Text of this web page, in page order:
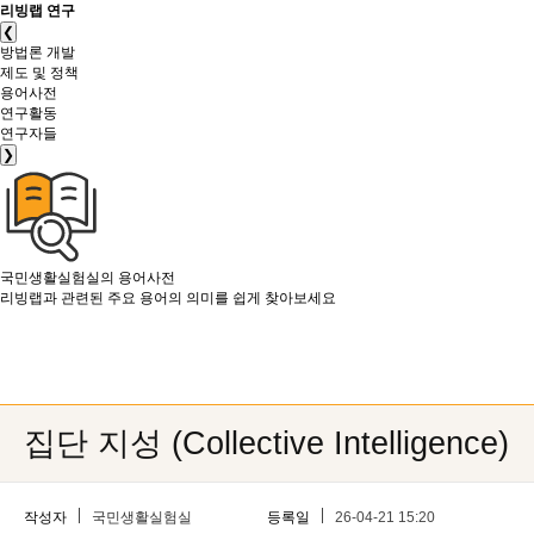
리빙랩 연구
❮
방법론 개발
제도 및 정책
용어사전
연구활동
연구자들
❯
국민생활실험실의 용어사전
리빙랩과 관련된 주요 용어의 의미를 쉽게 찾아보세요
집단 지성 (Collective Intelligence)
작성자 국민생활실험실 등록일 26-04-21 15:20